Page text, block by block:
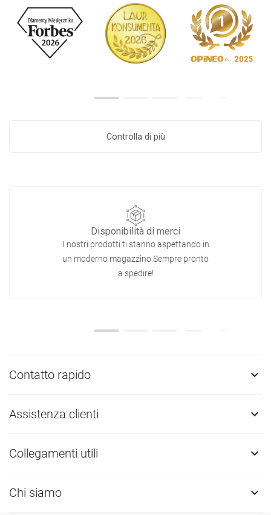
Controlla di più
Disponibilità di merci
I nostri prodotti ti stanno aspettando in
un moderno magazzino.Sempre pronto
a spedire!
Contatto rapido 
Assistenza clienti 
Collegamenti utili 
Chi siamo 